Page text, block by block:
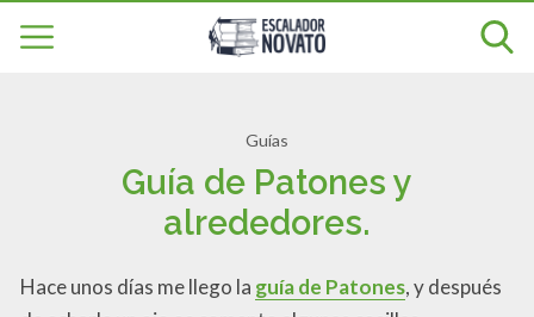
Guías
Guía de Patones y
alrededores.
Hace unos días me llego la guía de Patones, y después